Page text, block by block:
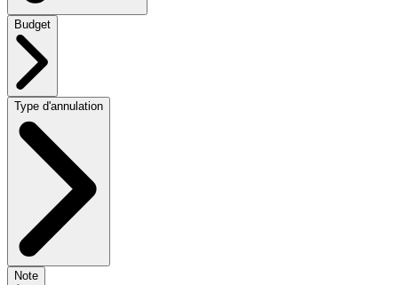
Budget
Type d'annulation
Note